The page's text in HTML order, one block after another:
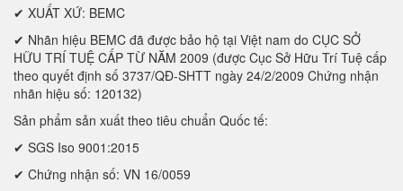
✔ XUẤT XỨ: BEMC
✔ Nhãn hiệu BEMC đã được bảo hộ tại Việt nam do CỤC SỞ
HỮU TRÍ TUỆ CẤP TỪ NĂM 2009 (được Cục Sở Hữu Trí Tuệ cấp
theo quyết định số 3737/QĐ-SHTT ngày 24/2/2009 Chứng nhận
nhãn hiệu số: 120132)
Sản phẩm sản xuất theo tiêu chuẩn Quốc tế:
✔ SGS Iso 9001:2015
✔ Chứng nhận số: VN 16/0059